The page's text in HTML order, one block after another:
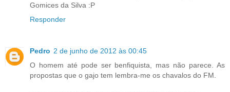
Gomices da Silva :P
Responder
Pedro 2 de junho de 2012 às 00:45
O homem até pode ser benfiquista, mas não parece. As
propostas que o gajo tem lembra-me os chavalos do FM.